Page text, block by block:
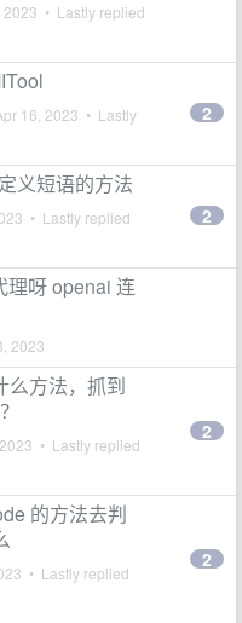
2023 • Lastly replied
16, 2023 • Lastly
2
义短语的方法
• Lastly replied
2
理呀 openai 连
2023
么方法，抓到
• Lastly replied
2
的方法去判
• Lastly replied
2